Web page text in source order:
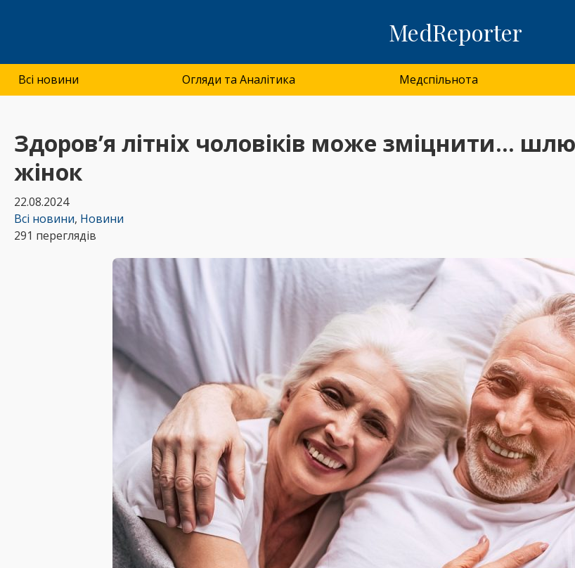
MedReporter
Всі новини Огляди та Аналітика Медспільнота
Здоров’я літніх чоловіків може зміцнити…
жінок
22.08.2024
Всі новини, Новини
291 переглядів